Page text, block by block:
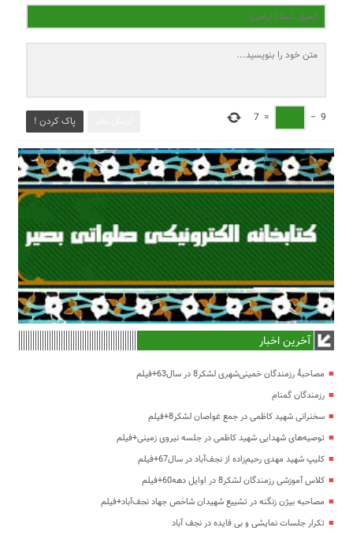
پاک کردن ! 9
−
=
7
آخرین اخبار
مصاحبۀ رزمندگان خمینی‌شهری لشکر8 در سال63+فیلم
رزمندگان گمنام
سخنرانی شهید کاظمی در جمع غواصان لشکر8+فیلم
توصیه‌های شهدایی شهید کاظمی در جلسه نیروی زمینی+فیلم
کلیپ شهید مهدی رحیم‌زاده از نجف‌آباد در سال67+فیلم
کلاس آموزشی رزمندگان لشکر8 در اوایل دهه60+فیلم
مصاحبه بیژن زنگنه در تشییع شهیدان شاخص جهاد نجف‌آباد+فیلم
تکرار جلسات نمایشی و بی فایده در نجف آباد